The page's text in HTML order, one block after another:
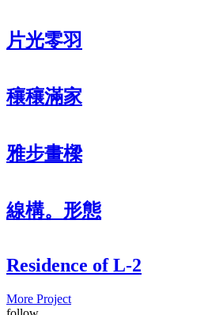
片光零羽
穰穰滿家
雅步畫樑
線構。形態
Residence of L-2
More Project